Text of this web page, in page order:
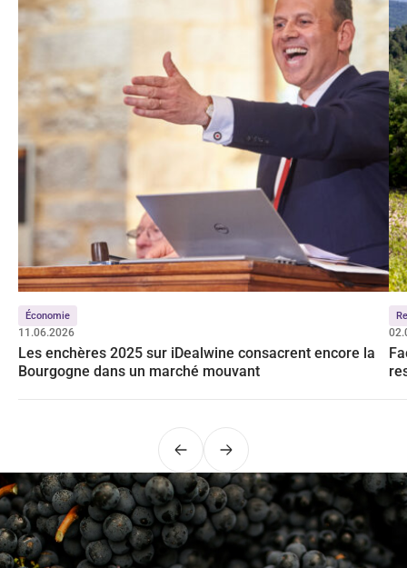
Économie
11.06.2026
Les enchères 2025 sur iDealwine consacrent encore la
Bourgogne dans un marché mouvant
PrécédentSuivant